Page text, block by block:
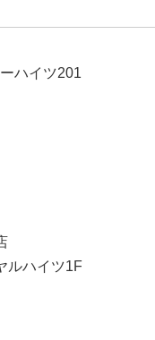
ハイツ201
ルハイツ1F